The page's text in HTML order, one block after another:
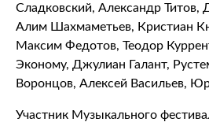
Сладковский, Александр Титов,
Алим Шахмаметьев, Кристиан
Максим Федотов, Теодор
Эконому, Джулиан Галант,
Воронцов, Алексей Васильев,
Участник Музыкального